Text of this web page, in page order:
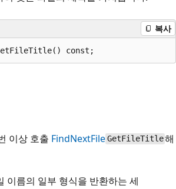
복사
이상 호출 FindNextFileGetFileTitle해
이름의 일부 형식을 반환하는 세